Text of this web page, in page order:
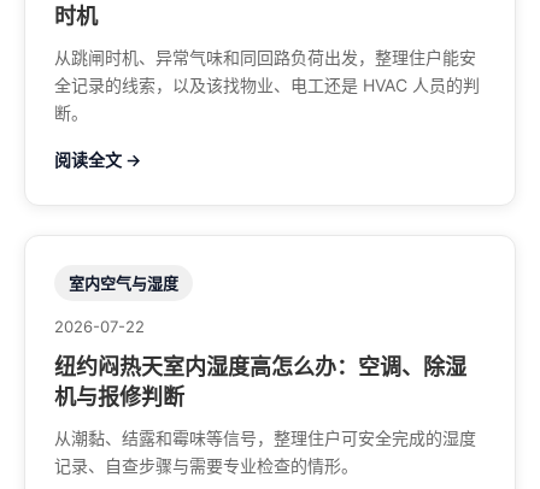
时机
从跳闸时机、异常气味和同回路负荷出发，整理住户能安
全记录的线索，以及该找物业、电工还是 HVAC 人员的判
断。
阅读全文 →
室内空气与湿度
2026-07-22
纽约闷热天室内湿度高怎么办：空调、除湿
机与报修判断
从潮黏、结露和霉味等信号，整理住户可安全完成的湿度
记录、自查步骤与需要专业检查的情形。